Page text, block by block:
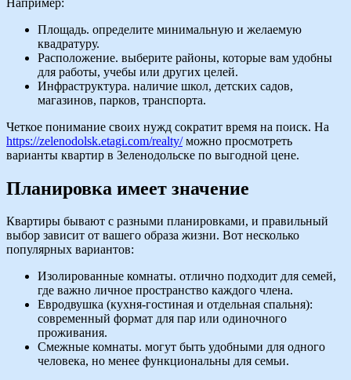
Площадь. определите минимальную и желаемую
квадратуру.
Расположение. выберите районы, которые вам удобны
для работы, учебы или других целей.
Инфраструктура. наличие школ, детских садов,
магазинов, парков, транспорта.
Четкое понимание своих нужд сократит время на поиск. На
https://zelenodolsk.etagi.com/realty/можно просмотреть
варианты квартир в Зеленодольске по выгодной цене.
Планировка имеет значение
Квартиры бывают с разными планировками, и правильный
выбор зависит от вашего образа жизни. Вот несколько
популярных вариантов:
Изолированные комнаты. отлично подходит для семей,
где важно личное пространство каждого члена.
Евродвушка (кухня-гостиная и отдельная спальня):
современный формат для пар или одиночного
проживания.
Смежные комнаты. могут быть удобными для одного
человека, но менее функциональны для семьи.